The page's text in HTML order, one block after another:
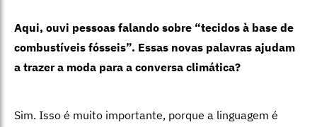
Aqui, ouvi pessoas falando sobre “tecidos à base de
combustíveis fósseis”. Essas novas palavras ajudam
a trazer a moda para a conversa climática?
Sim. Isso é muito importante, porque a linguagem é